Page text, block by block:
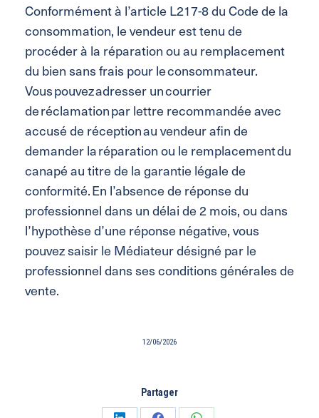
Conformément à l’article L217-8 du Code de la
consommation, le vendeur est tenu de
procéder à la réparation ou au remplacement
du bien sans frais pour le consommateur.
Vous pouvez adresser un courrier
de réclamation par lettre recommandée avec
accusé de réception au vendeur afin de
demander la réparation ou le remplacement du
canapé au titre de la garantie légale de
conformité. En l’absence de réponse du
professionnel dans un délai de 2 mois, ou dans
l’hypothèse d’une réponse négative, vous
pouvez saisir le Médiateur désigné par le
professionnel dans ses conditions générales de
vente.
12/06/2026
Partager